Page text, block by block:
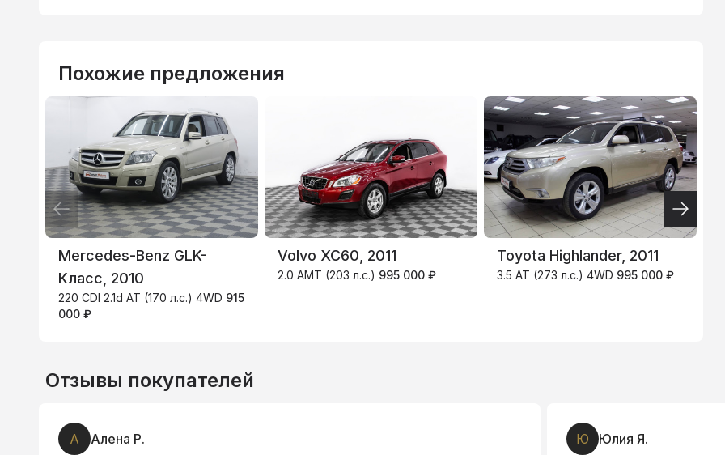
Похожие предложения
Mercedes-Benz GLK-
Класс, 2010
220 CDI 2.1d AT (170 л.с.) 4WD 915
000 ₽
Volvo XC60, 2011
2.0 AMT (203 л.с.) 995 000 ₽
Toyota Highlander, 2011
3.5 AT (273 л.с.) 4WD 995 000 ₽
ВТБ
3.9% 4.9
Отзывы покупателей
А Алена Р. Ю Юлия Я.